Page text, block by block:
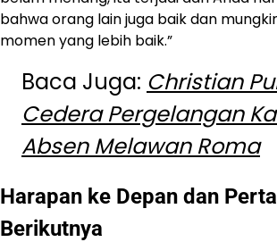
bahwa orang lain juga baik dan
momen yang lebih baik.”
Baca Juga: Christian
Cedera Pergelangan
Absen Melawan Roma
Harapan ke Depan dan
Berikutnya